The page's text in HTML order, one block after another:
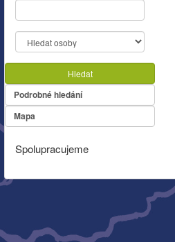
Hledat
Podrobné hledání
Mapa
Spolupracujeme